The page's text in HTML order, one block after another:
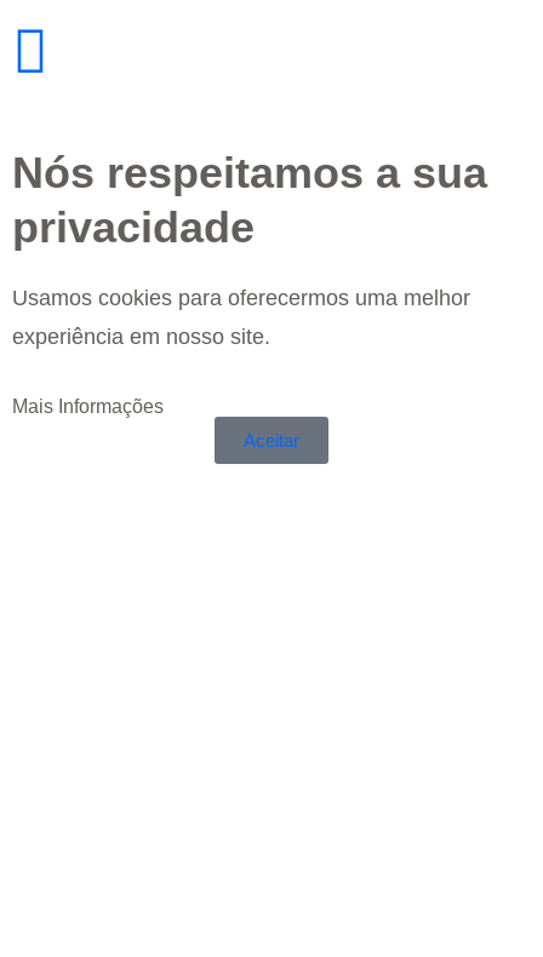
Nós respeitamos a sua
privacidade
Usamos cookies para oferecermos uma melhor
experiência em nosso site.
Mais Informações
Aceitar